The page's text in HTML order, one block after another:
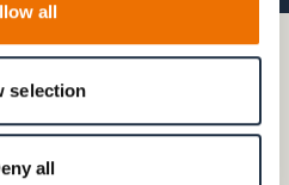
all
selection
all
bei
Prüfprogramms